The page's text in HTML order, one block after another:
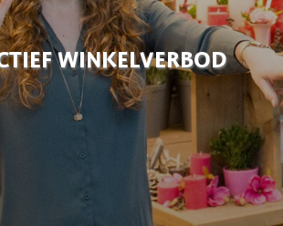
WINKELVERBOD